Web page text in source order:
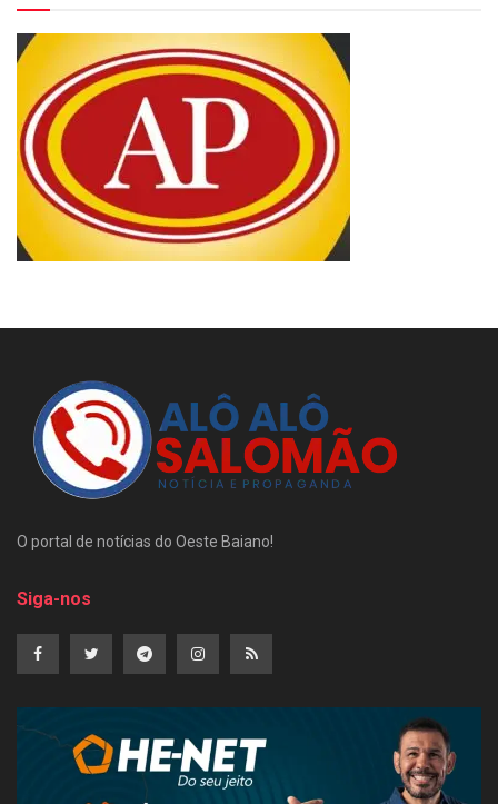
O portal de notícias do Oeste Baiano!
Siga-nos